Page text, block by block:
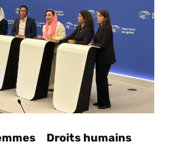
Droits humains